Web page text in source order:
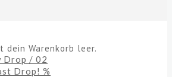
dein Warenkorb leer.
Drop / 02
Drop! %